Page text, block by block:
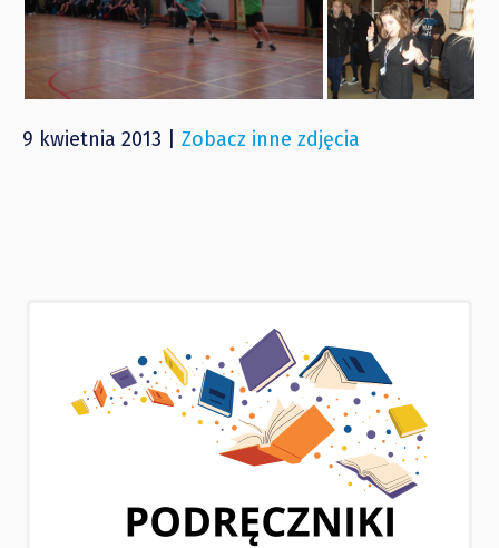
9 kwietnia 2013 | Zobacz inne zdjęcia